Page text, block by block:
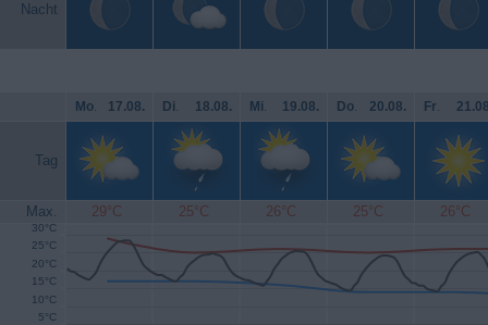
Nacht
Mo. 17.08. Di. 18.08. Mi. 19.08. Do. 20.08. Fr.
Tag
Max. 29°C 25°C 26°C 25°C 26°C
5°C
10°C
15°C
20°C
25°C
30°C